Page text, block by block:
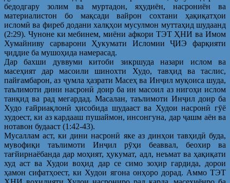
бедодгару золим ва муртадон, яҳудиён, насрониён ва
материалистон бо мақсади вайрон сохтани ҳақиқатҳои
исломӣ ва фиреб додани халқҳои мусулмон муттаҳид шудаанд
(2:29). Чуноне ки мебинем, миёни афкори ТЭТ ҲНИ ва Имом
Хумайниву сарварони Ҳукумати Исломии ҶИЭ фарқияти
ҷиддие ба мушоҳида намерасад.
Дар бахши дуввуми китоби зикршуда назари ислом ва
масеҳият дар масоили шинохти Худо, тавҳид ва таслис,
пайғамбарон, аз ҷумла ҳазрати Масеҳ ва Инҷил муқоиса шуда,
таълимоти дини насронӣ доир ба ин масоил аз нигоҳи ислом
танқид ва рад мегардад. Масалан, таълимоти Инҷил доир ба
Худо ғайриақлонӣ ҳисобида шудааст ва Худои насронӣ гӯё
худоест, ки аз кардааш пушаймон, инсонгуна, дар ҷашм аён ва
нотавон будааст (1:42-43).
Мусаллам аст, ки дини насронӣ яке аз динҳои тавҳидӣ буда,
мувофиқи таълимоти Инҷил рӯҳи беаввал, беохир ва
тағйирнаёбанда дар моҳият, ҳукумат, адл, неъмат ва ҳақиқати
худ аст ва Худои воҳид дар се симо зоҳир гардида, дорои
ҳамон сифатҳоест, ки Худои ягона онҳоро дорад. Аммо ТЭТ